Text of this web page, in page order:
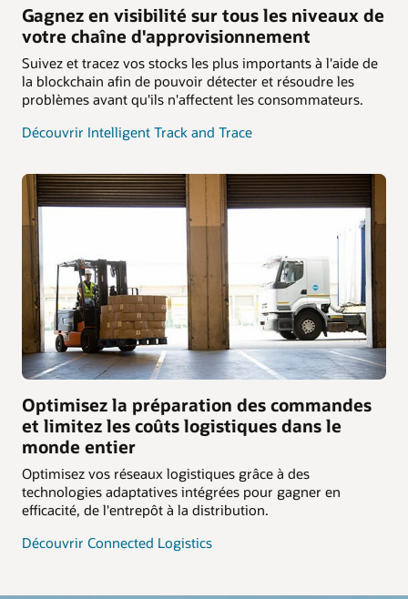
Gagnez en visibilité sur tous les niveaux de
votre chaîne d'approvisionnement
Suivez et tracez vos stocks les plus importants à l'aide de
la blockchain afin de pouvoir détecter et résoudre les
problèmes avant qu'ils n'affectent les consommateurs.
Découvrir Intelligent Track and Trace
Optimisez la préparation des commandes
et limitez les coûts logistiques dans le
monde entier
Optimisez vos réseaux logistiques grâce à des
technologies adaptatives intégrées pour gagner en
efficacité, de l'entrepôt à la distribution.
Découvrir Connected Logistics